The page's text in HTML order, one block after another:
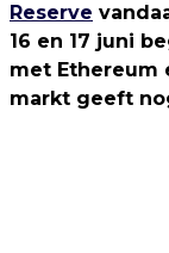
Reserve
16 en 17 juni
met Ethereum
markt geeft